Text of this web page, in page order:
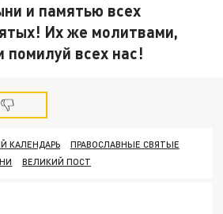
и памятью всех
Их же молитвами,
помилуй всех нас!
КАЛЕНДАРЬ
ПРАВОСЛАВНЫЕ СВЯТЫЕ
ВЕЛИКИЙ ПОСТ